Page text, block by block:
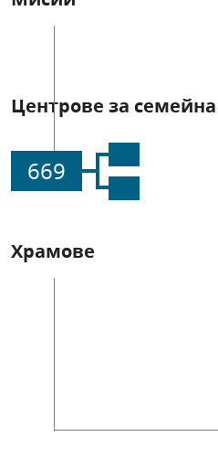
Центрове за
669
Храмове